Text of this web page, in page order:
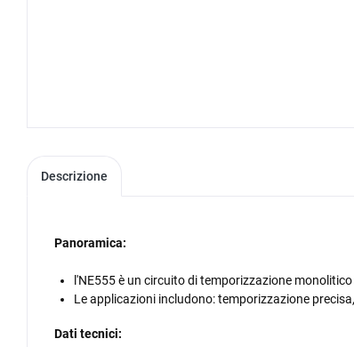
Descrizione
Panoramica:
l'NE555 è un circuito di temporizzazione
Le applicazioni includono: temporizzazione
Dati tecnici: